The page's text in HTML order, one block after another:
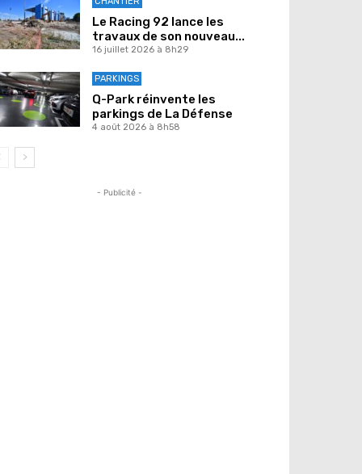
Le Racing 92 lance les
travaux de son nouveau...
16 juillet 2026 à 8h29
PARKINGS
Q-Park réinvente les
parkings de La Défense
4 août 2026 à 8h58
- Publicité -